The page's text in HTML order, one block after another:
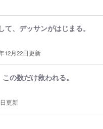
、デッサンがはじまる。
12月22日更新
の数だけ救われる。
更新